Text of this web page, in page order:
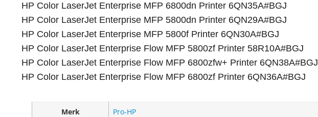
HP Color LaserJet Enterprise MFP 6800dn Printer 6QN35A#BGJ
HP Color LaserJet Enterprise MFP 5800dn Printer 6QN29A#BGJ
HP Color LaserJet Enterprise MFP 5800f Printer 6QN30A#BGJ
HP Color LaserJet Enterprise Flow MFP 5800zf Printer 58R10A#BGJ
HP Color LaserJet Enterprise Flow MFP 6800zfw+ Printer 6QN38A#BGJ
HP Color LaserJet Enterprise Flow MFP 6800zf Printer 6QN36A#BGJ
Merk
Pro-HP